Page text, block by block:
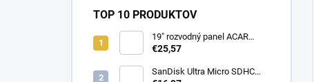
TOP 10 PRODUKTOV
19" rozvodný panel ACAR
8x230V, vypínač, indikátor
kabel 3m Acar S8 FA
€25,57
SanDisk Ultra Micro SDHC